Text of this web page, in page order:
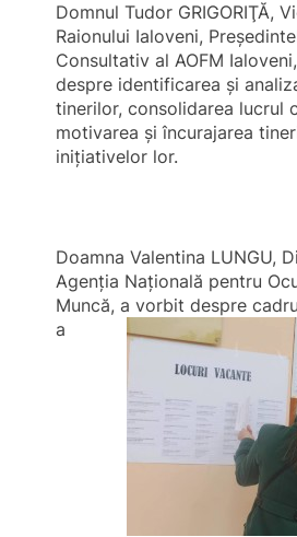
Domnul Tudor GRIGORIŢĂ,
Raionului Ialoveni,
Consultativ al AOFM
despre identificarea şi
tinerilor, consolidarea lucrul
motivarea şi încurajarea
iniţiativelor lor.
Doamna Valentina LUNGU,
Agenţia Naţională pentru
Muncă, a vorbit despre
a